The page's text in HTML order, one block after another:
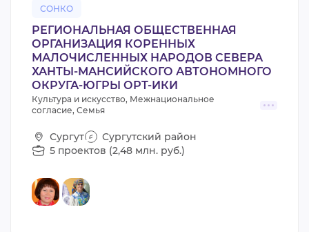
СОНКО
РЕГИОНАЛЬНАЯ ОБЩЕСТВЕННАЯ
ОРГАНИЗАЦИЯ КОРЕННЫХ
МАЛОЧИСЛЕННЫХ НАРОДОВ СЕВЕРА
ХАНТЫ-МАНСИЙСКОГО АВТОНОМНОГО
ОКРУГА-ЮГРЫ ОРТ-ИКИ
Культура и искусство, Межнациональное
согласие, Семья
Сургут
Сургутский район
5 проектов (2,48 млн. руб.)